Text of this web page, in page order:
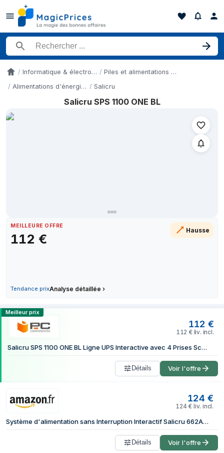
Rechercher un produit
Accueil Informatique & électronique
Piles et alimentations électriques
Alimentations d'énergie non interruptibles
Salicru
Salicru SPS 1100 ONE BL
MEILLEURE OFFRE
112 €
Hausse
Tendance prixAnalyse détaillée ›
Historique des prix de Salicru SPS 1100 ONE BL sur les 3
103 €
115 €
16 juillet 2026
118 €
20 juillet 2026
6 août 2026
Comparer les prix de Salicru SPS 1100
Meilleur prix
112 €
112 € liv. incl.
Salicru SPS 1100 ONE BL Ligne UPS Interactive avec 4 Prises Schuko 1100VA 600W
Détails Voir l'offre
124 €
124 € liv. incl.
Système d'alimentation sans Interruption Interactif Salicru 662AG000010 600 W
Détails Voir l'offre